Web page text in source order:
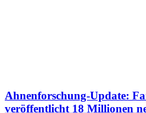
Ahnenforschung-Update:
veröffentlicht 18 Millionen